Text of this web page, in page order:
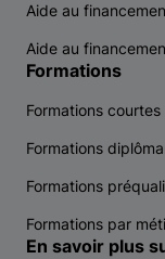
Aide au
Aide au
Formations
Formations courtes
Formations
Formations
Formations par
En savoir plus